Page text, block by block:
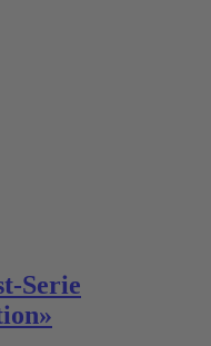
Serie